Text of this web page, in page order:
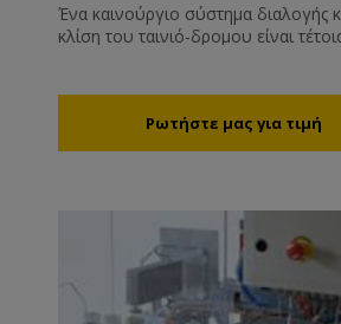
Ένα καινούργιο σύστημα διαλογής
κλίση του ταινιό-δρομου είναι
μεταλλικά και για πλαστικά καπάκια.